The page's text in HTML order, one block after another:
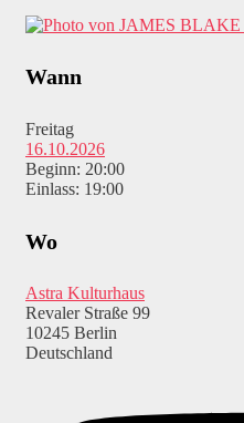
Wann
Freitag
16.10.2026
Beginn: 20:00
Einlass: 19:00
Wo
Astra Kulturhaus
Revaler Straße 99
10245 Berlin
Deutschland